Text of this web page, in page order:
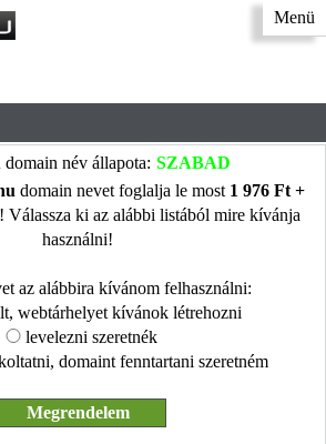
Menü
domain név állapota: SZABAD
domain nevet foglalja le most 1 976 Ft +
Válassza ki az alábbi listából mire kívánja
használni!
az alábbira kívánom felhasználni:
webtárhelyet kívánok létrehozni
levelezni szeretnék
domaint fenntartani szeretném